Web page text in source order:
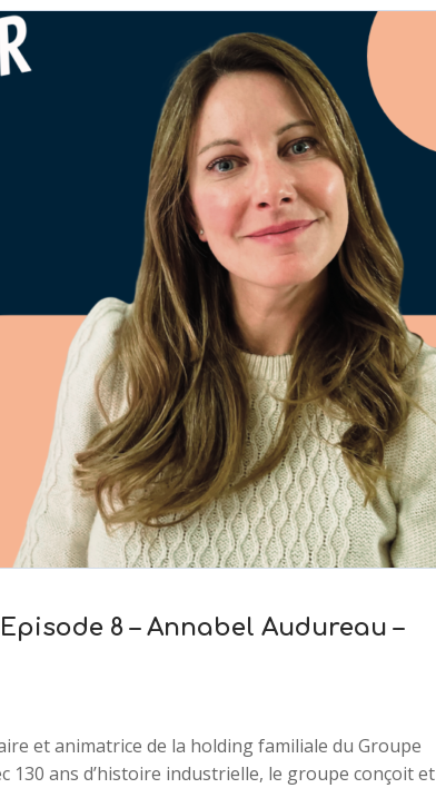
8 – Annabel Audureau –
et animatrice de la holding familiale du Groupe
130 ans d’histoire industrielle, le groupe conçoit et